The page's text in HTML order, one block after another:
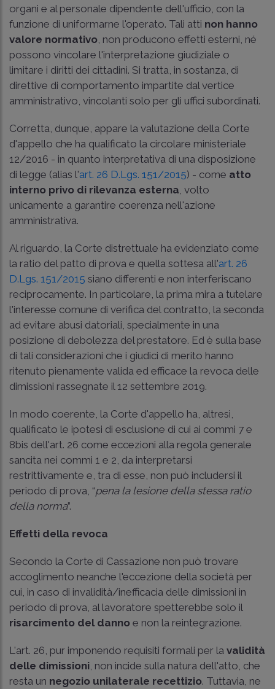
organi e al personale dipendente dell'ufficio, con la
funzione di uniformarne l'operato. Tali atti non hanno
valore normativo , non producono effetti esterni, né
possono vincolare l'interpretazione giudiziale o
limitare i diritti dei cittadini. Si tratta, in sostanza, di
direttive di comportamento impartite dal vertice
amministrativo, vincolanti solo per gli uffici subordinati.
Corretta, dunque, appare la valutazione della Corte
d'appello che ha qualificato la circolare ministeriale
12/2016 - in quanto interpretativa di una disposizione
di legge (alias l'art. 26 D.Lgs. 151/2015) - come atto
interno privo di rilevanza esterna , volto
unicamente a garantire coerenza nell'azione
amministrativa.
Al riguardo, la Corte distrettuale ha evidenziato come
la ratio del patto di prova e quella sottesa all'art. 26
D.Lgs. 151/2015 siano differenti e non interferiscano
reciprocamente. In particolare, la prima mira a tutelare
l'interesse comune di verifica del contratto, la seconda
ad evitare abusi datoriali, specialmente in una
posizione di debolezza del prestatore. Ed è sulla base
di tali considerazioni che i giudici di merito hanno
ritenuto pienamente valida ed efficace la revoca delle
dimissioni rassegnate il 12 settembre 2019.
In modo coerente, la Corte d'appello ha, altresì,
qualificato le ipotesi di esclusione di cui ai commi 7 e
8bis dell'art. 26 come eccezioni alla regola generale
sancita nei commi 1 e 2, da interpretarsi
restrittivamente e, tra di esse, non può includersi il
periodo di prova, “pena la lesione della stessa ratio
della norma”.
Effetti della revoca
Secondo la Corte di Cassazione non può trovare
accoglimento neanche l'eccezione della società per
cui, in caso di invalidità/inefficacia delle dimissioni in
periodo di prova, al lavoratore spetterebbe solo il
risarcimento del danno e non la reintegrazione.
L'art. 26, pur imponendo requisiti formali per la validità
delle dimissioni , non incide sulla natura dell'atto, che
resta un negozio unilaterale recettizio. Tuttavia, ne